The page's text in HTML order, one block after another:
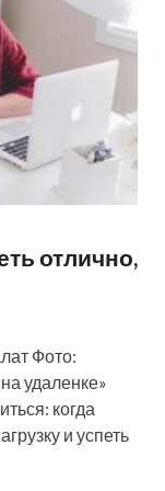
отлично,
Фото:
удаленке»
когда
и успеть